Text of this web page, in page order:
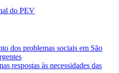
dos problemas sociais em São
respostas às necessidades das